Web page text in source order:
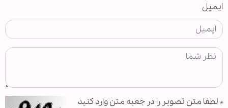
ایمیل
* لطفا متن تصویر را در جعبه متن وارد کنید